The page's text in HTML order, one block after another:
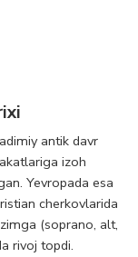
antik davr
izoh
Yevropada esa
cherkovlarida
(soprano, alt,
rivoj topdi.